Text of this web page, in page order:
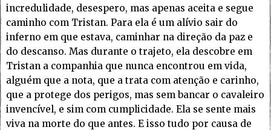
incredulidade, desespero, mas apenas aceita e segue
caminho com Tristan. Para ela é um alívio sair do
inferno em que estava, caminhar na direção da paz e
do descanso. Mas durante o trajeto, ela descobre em
Tristan a companhia que nunca encontrou em vida,
alguém que a nota, que a trata com atenção e carinho,
que a protege dos perigos, mas sem bancar o cavaleiro
invencível, e sim com cumplicidade. Ela se sente mais
viva na morte do que antes. E isso tudo por causa de